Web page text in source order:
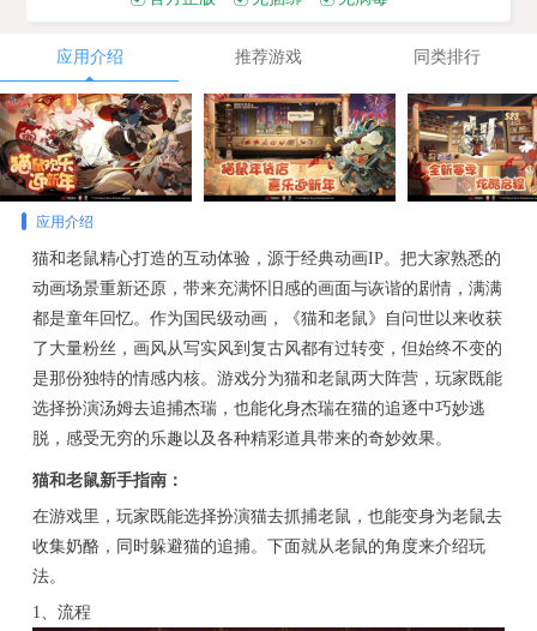
应用介绍 推荐游戏 同类排行
应用介绍
猫和老鼠精心打造的互动体验，源于经典动画IP。把大家熟悉的
动画场景重新还原，带来充满怀旧感的画面与诙谐的剧情，满满
都是童年回忆。作为国民级动画，《猫和老鼠》自问世以来收获
了大量粉丝，画风从写实风到复古风都有过转变，但始终不变的
是那份独特的情感内核。游戏分为猫和老鼠两大阵营，玩家既能
选择扮演汤姆去追捕杰瑞，也能化身杰瑞在猫的追逐中巧妙逃
脱，感受无穷的乐趣以及各种精彩道具带来的奇妙效果。
猫和老鼠新手指南：
在游戏里，玩家既能选择扮演猫去抓捕老鼠，也能变身为老鼠去
收集奶酪，同时躲避猫的追捕。下面就从老鼠的角度来介绍玩
法。
1、流程